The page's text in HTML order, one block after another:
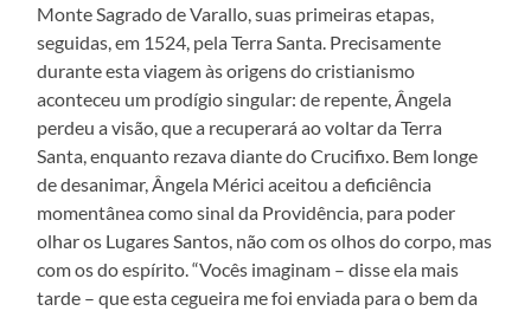
Monte Sagrado de Varallo, suas primeiras etapas,
seguidas, em 1524, pela Terra Santa. Precisamente
durante esta viagem às origens do cristianismo
aconteceu um prodígio singular: de repente, Ângela
perdeu a visão, que a recuperará ao voltar da Terra
Santa, enquanto rezava diante do Crucifixo. Bem longe
de desanimar, Ângela Mérici aceitou a deficiência
momentânea como sinal da Providência, para poder
olhar os Lugares Santos, não com os olhos do corpo, mas
com os do espírito. “Vocês imaginam – disse ela mais
tarde – que esta cegueira me foi enviada para o bem da